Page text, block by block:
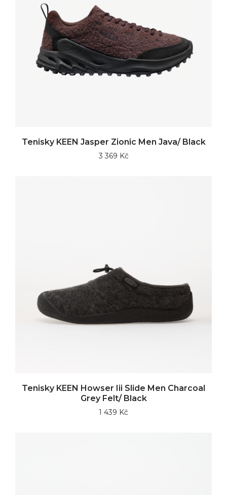
Tenisky KEEN Jasper Zionic Men Java/ Black
3 369 Kč
Tenisky KEEN Howser Iii Slide Men Charcoal
Grey Felt/ Black
1 439 Kč